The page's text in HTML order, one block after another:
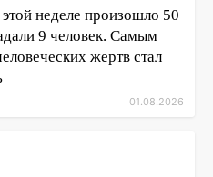
неделе произошло 50
9 человек. Самым
жертв стал
01.08.2026